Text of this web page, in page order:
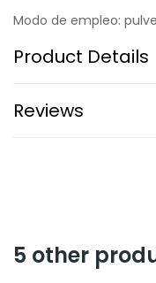
Modo de empleo:
Product Details
Reviews
5 other